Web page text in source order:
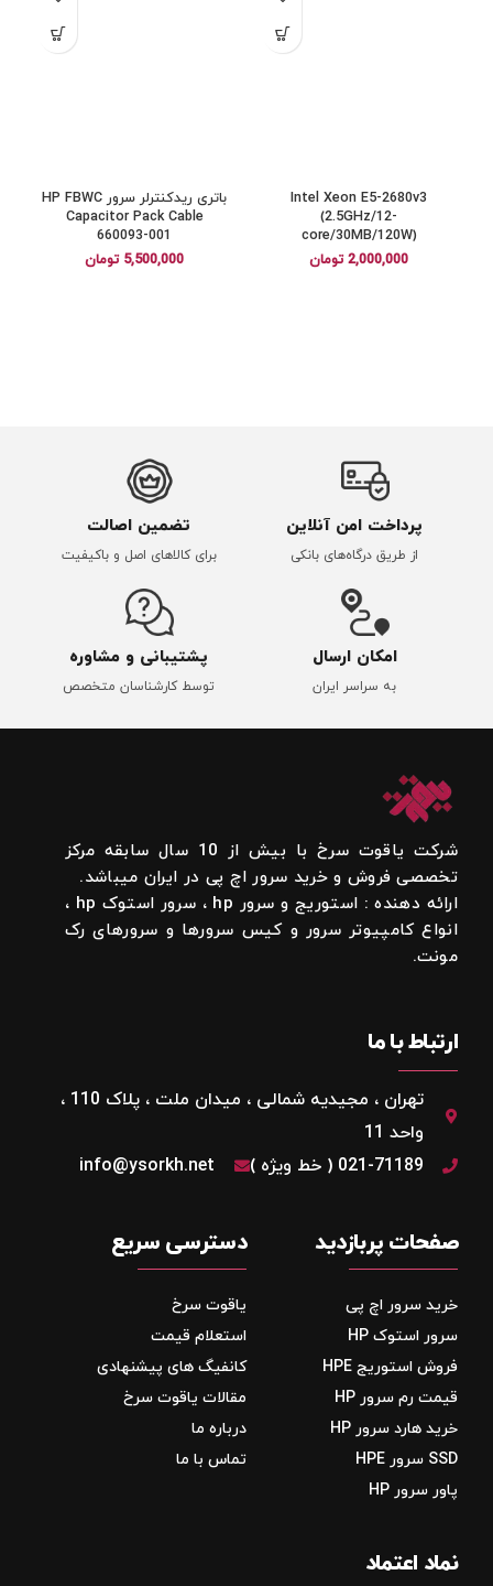
Intel Xeon E5-2680v3
(2.5GHz/12-
core/30MB/120W)
2,000,000 تومان
باتری ریدکنترلر سرور HP FBWC
Capacitor Pack Cable
660093-001
5,500,000 تومان
پرداخت امن آنلاین
از طریق درگاه‌های بانکی
تضمین اصالت
برای کالاهای اصل و باکیفیت
امکان ارسال
به سراسر ایران
پشتیبانی و مشاوره
توسط کارشناسان متخصص
شرکت یاقوت سرخ با بیش از 10 سال سابقه مرکز
تخصصی فروش و خرید سرور اچ پی در ایران میباشد.
ارائه دهنده : استوریج و سرور hp ، سرور استوک hp ،
انواع کامپیوتر سرور و کیس سرورها و سرورهای رک
مونت.
ارتباط با ما
تهران ، مجیدیه شمالی ، میدان ملت ، پلاک 110 ،
واحد 11
021-71189 ( خط ویژه )
info@ysorkh.net
صفحات پربازدید
خرید سرور اچ پی
سرور استوک HP
فروش استوریج‌ HPE
قیمت رم سرور HP
خرید هارد سرور HP
SSD سرور HPE
پاور سرور HP
دسترسی سریع
یاقوت سرخ
استعلام قیمت
کانفیگ های پیشنهادی
مقالات یاقوت سرخ
درباره ما
تماس با ما
نماد اعتماد